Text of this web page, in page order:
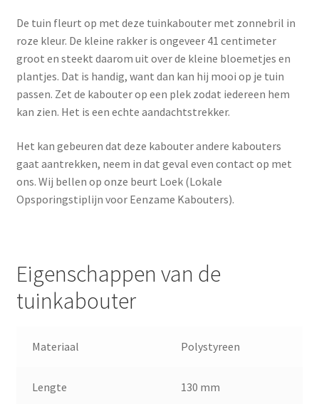
De tuin fleurt op met deze tuinkabouter met zonnebril in
roze kleur. De kleine rakker is ongeveer 41 centimeter
groot en steekt daarom uit over de kleine bloemetjes en
plantjes. Dat is handig, want dan kan hij mooi op je tuin
passen. Zet de kabouter op een plek zodat iedereen hem
kan zien. Het is een echte aandachtstrekker.
Het kan gebeuren dat deze kabouter andere kabouters
gaat aantrekken, neem in dat geval even contact op met
ons. Wij bellen op onze beurt Loek (Lokale
Opsporingstiplijn voor Eenzame Kabouters).
Eigenschappen van de
tuinkabouter
Materiaal Polystyreen
Lengte 130 mm